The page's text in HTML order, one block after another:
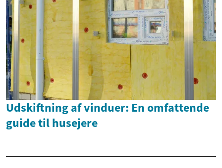
Udskiftning af vinduer: En omfattende
guide til husejere